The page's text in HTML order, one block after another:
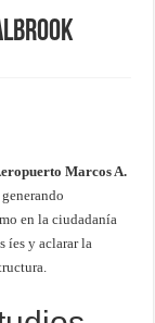
Marcos A.
generando
en la ciudadanía
íes y aclarar la